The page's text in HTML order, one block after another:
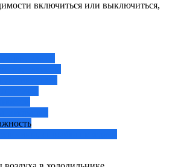
включиться или выключиться,